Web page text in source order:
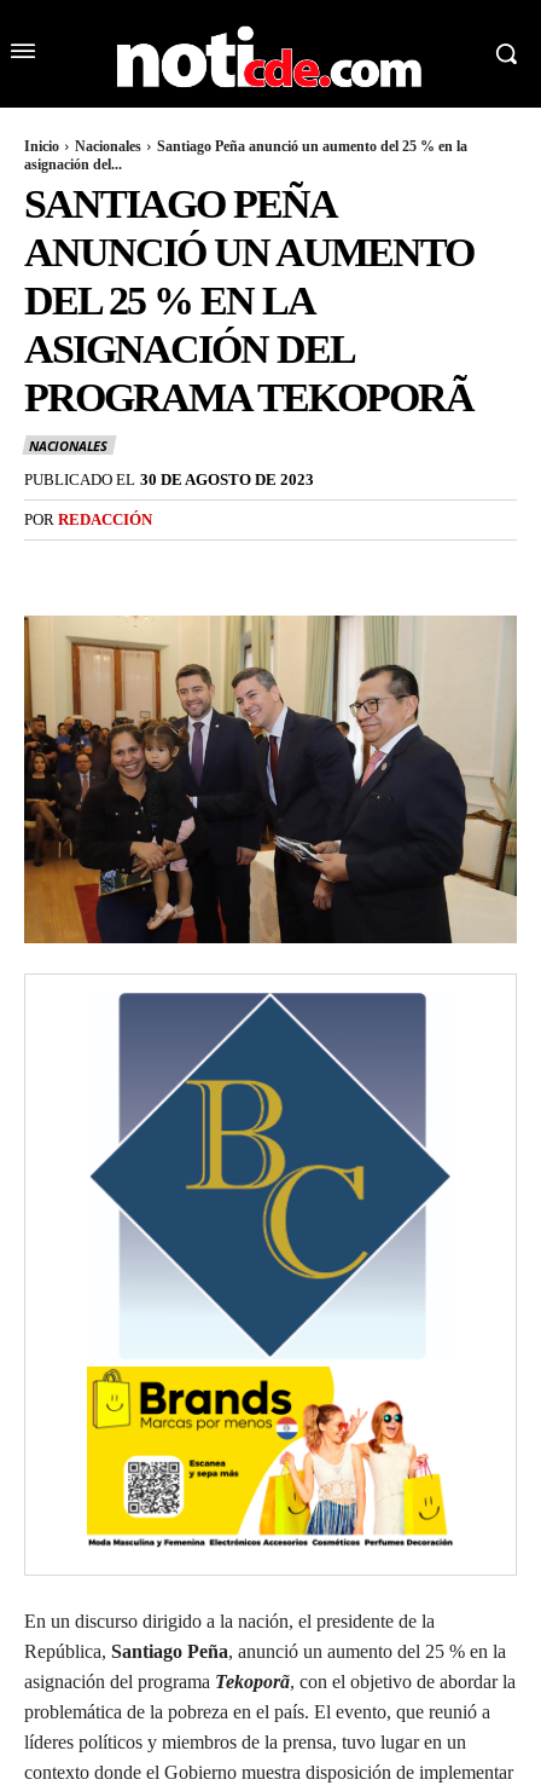
Inicio Nacionales
Santiago Peña anunció un aumento del 25 % en la
asignación del...
SANTIAGO PEÑA
ANUNCIÓ UN AUMENTO
DEL 25 % EN LA
ASIGNACIÓN DEL
PROGRAMA TEKOPORÃ
NACIONALES
PUBLICADO EL 30 DE AGOSTO DE 2023
POR REDACCIÓN
En un discurso dirigido a la nación, el presidente de la
República, Santiago Peña, anunció un aumento del 25 % en la
asignación del programa Tekoporã, con el objetivo de abordar la
problemática de la pobreza en el país. El evento, que reunió a
líderes políticos y miembros de la prensa, tuvo lugar en un
contexto donde el Gobierno muestra disposición de implementar